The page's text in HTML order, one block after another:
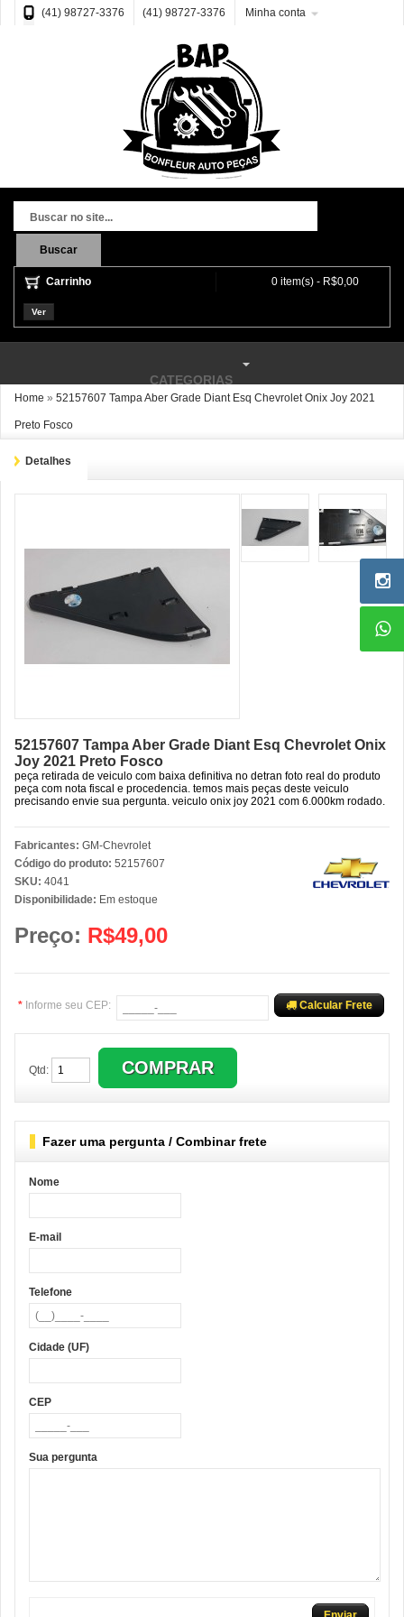
(41) 98727-3376 (41) 98727-3376 Minha conta
Buscar
Carrinho 0 item(s) - R$0,00
Ver
CATEGORIAS
Home » 52157607 Tampa Aber Grade Diant Esq Chevrolet Onix Joy 2021
Preto Fosco
Detalhes
52157607 Tampa Aber Grade Diant Esq Chevrolet Onix
Joy 2021 Preto Fosco
peça retirada de veiculo com baixa definitiva no detran foto real do produto
peça com nota fiscal e procedencia. temos mais peças deste veiculo
precisando envie sua pergunta. veiculo onix joy 2021 com 6.000km rodado.
Fabricantes: GM-Chevrolet
Código do produto: 52157607
SKU: 4041
Disponibilidade: Em estoque
Preço: R$49,00
* Informe seu CEP: Calcular Frete
Qtd:
Fazer uma pergunta / Combinar frete
Nome
E-mail
Telefone
Cidade (UF)
CEP
Sua pergunta